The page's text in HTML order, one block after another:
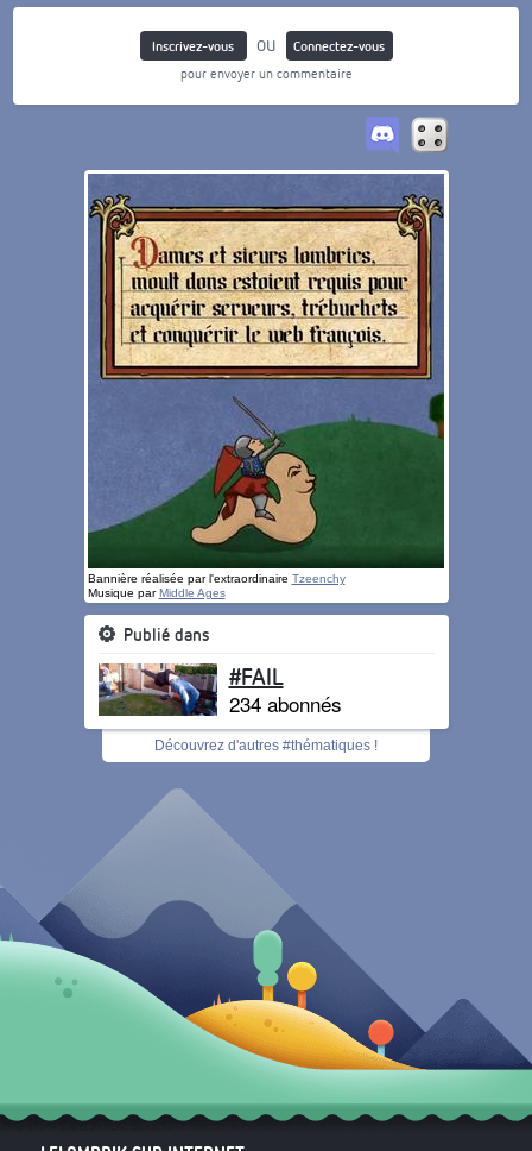
Inscrivez-vous ou
Connectez-vous
pour envoyer un commentaire
Bannière réalisée par l'extraordinaire Tzeenchy
Musique parMiddle Ages
Publié dans
#FAIL
234 abonnés
Découvrez d'autres #thématiques !